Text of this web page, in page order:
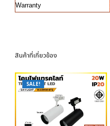
Warranty
สินค้าที่เกี่ยวข้อง
SALE!